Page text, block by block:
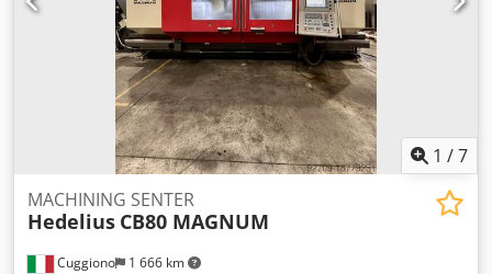
1 /7
Cuggiono 1 666 km
MACHINING SENTER
Hedelius CB80 MAGNUM